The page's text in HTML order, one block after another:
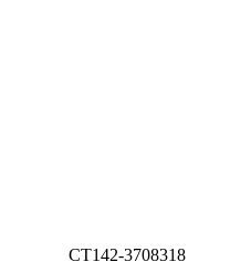
СТ142-3708318